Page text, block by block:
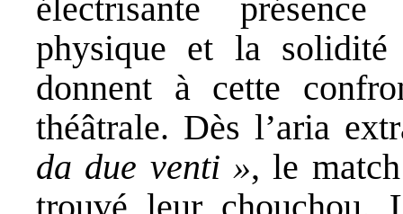
électrisante
physique et la
donnent à cette
théâtrale. Dès l’aria
da due venti », le